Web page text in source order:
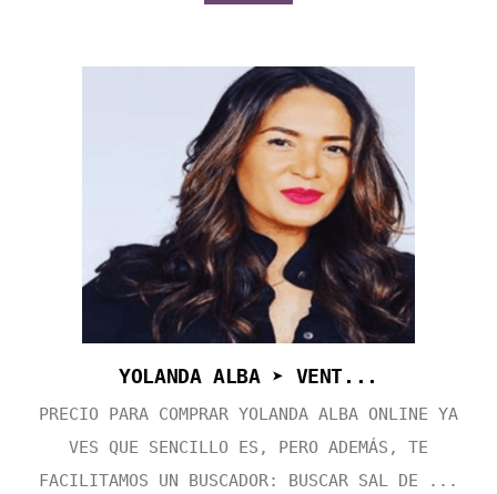
YOLANDA ALBA ➤ VENT...
PRECIO PARA COMPRAR YOLANDA ALBA ONLINE YA
VES QUE SENCILLO ES, PERO ADEMÁS, TE
FACILITAMOS UN BUSCADOR: BUSCAR SAL DE ...